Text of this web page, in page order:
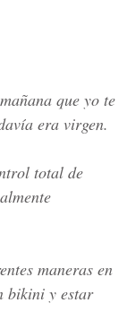
que yo te
era virgen.
total de
maneras en
bikini y estar